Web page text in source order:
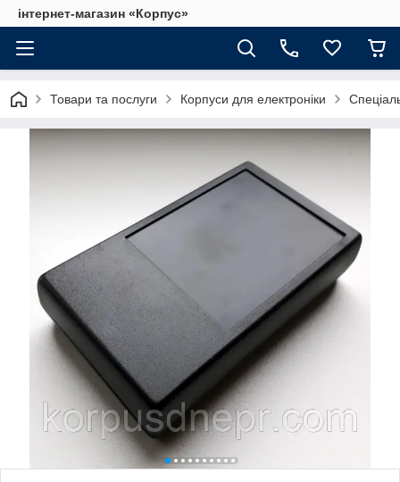
інтернет-магазин «Корпус»
Товари та послуги Корпуси для електроніки